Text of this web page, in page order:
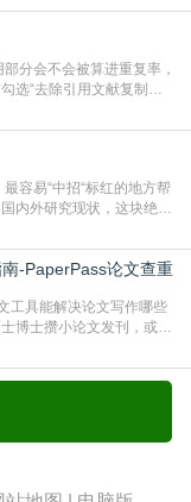
稿前必做的一步。为什么
人觉得，我就用AI搭了个
选“去除引用文献复制
应，著录项符合GB/T
用半角）；查重系统识别
内外研究现状，这块绝对
人写好的综述段落，系统
是不可避免，比如“本文采
-PaperPass论文查重
工具能解决论文写作哪些
博士攒小论文发刊，或是
点上，交上去才发现重复
这些痛点基本都能高效解